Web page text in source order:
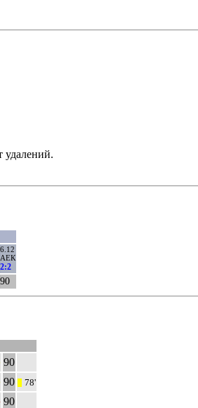
удалений.
6.12
АЕК
2:2
90
90
90 78'
90